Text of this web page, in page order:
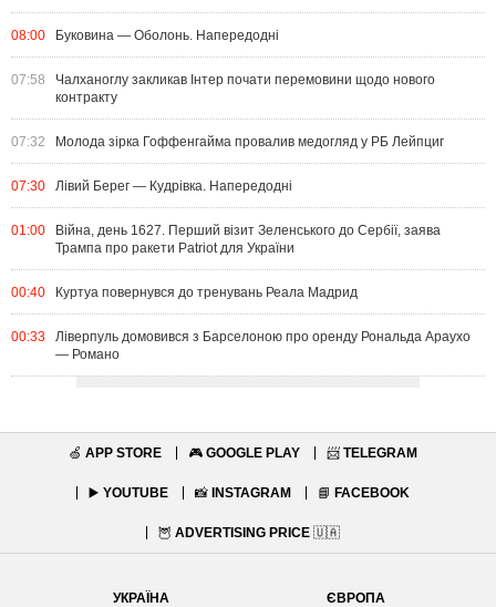
08:00 Буковина — Оболонь. Напередодні
07:58
Чалханоглу закликав Інтер почати перемовини щодо нового
контракту
07:32 Молода зірка Гоффенгайма провалив медогляд у РБ Лейпциг
07:30 Лівий Берег — Кудрівка. Напередодні
01:00
Війна, день 1627. Перший візит Зеленського до Сербії, заява
Трампа про ракети Patriot для України
00:40 Куртуа повернувся до тренувань Реала Мадрид
00:33
Ліверпуль домовився з Барселоною про оренду Рональда Араухо
— Романо
🍏 APP STORE 🎮 GOOGLE PLAY 📨 TELEGRAM
▶️ YOUTUBE 📸 INSTAGRAM 📘 FACEBOOK
🦉 ADVERTISING PRICE 🇺🇦
УКРАЇНА
ЄВРОПА